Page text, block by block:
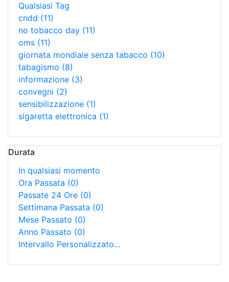
Qualsiasi Tag
cndd (11)
no tobacco day (11)
oms (11)
giornata mondiale senza tabacco (10)
tabagismo (8)
informazione (3)
convegni (2)
sensibilizzazione (1)
sigaretta elettronica (1)
Durata
In qualsiasi momento
Ora Passata (0)
Passate 24 Ore (0)
Settimana Passata (0)
Mese Passato (0)
Anno Passato (0)
Intervallo Personalizzato…